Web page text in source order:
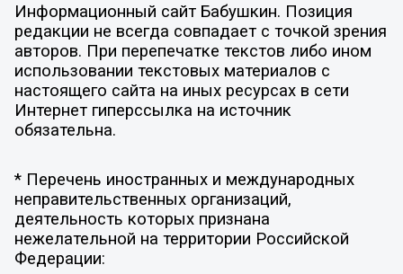
Информационный сайт Бабушкин. Позиция
редакции не всегда совпадает с точкой зрения
авторов. При перепечатке текстов либо ином
использовании текстовых материалов с
настоящего сайта на иных ресурсах в сети
Интернет гиперссылка на источник
обязательна.
* Перечень иностранных и международных
неправительственных организаций,
деятельность которых признана
нежелательной на территории Российской
Федерации: